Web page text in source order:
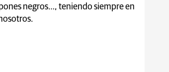
negros…, teniendo siempre en